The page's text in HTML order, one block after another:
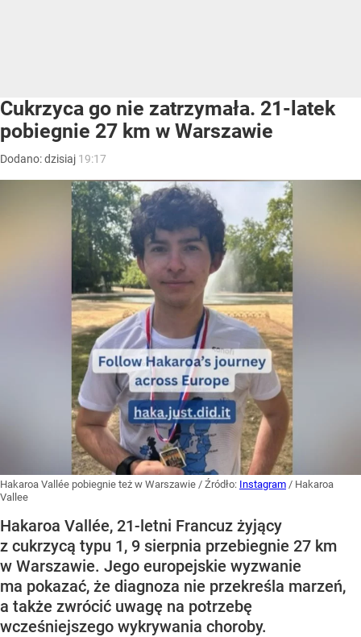
Cukrzyca go nie zatrzymała. 21-latek
pobiegnie 27 km w Warszawie
Dodano:dzisiaj 19:17
Hakaroa Vallée pobiegnie też w Warszawie / Źródło: Instagram / Hakaroa
Vallee
Hakaroa Vallée, 21-letni Francuz żyjący
z cukrzycą typu 1, 9 sierpnia przebiegnie 27 km
w Warszawie. Jego europejskie wyzwanie
ma pokazać, że diagnoza nie przekreśla marzeń,
a także zwrócić uwagę na potrzebę
wcześniejszego wykrywania choroby.